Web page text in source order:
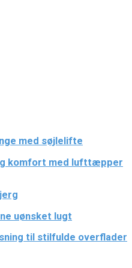
med søjlelifte
komfort med lufttæpper
uønsket lugt
til stilfulde overflader